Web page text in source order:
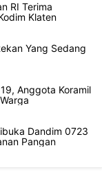
RI Terima
Klaten
Yang Sedang
Anggota Koramil
Dandim 0723
Pangan